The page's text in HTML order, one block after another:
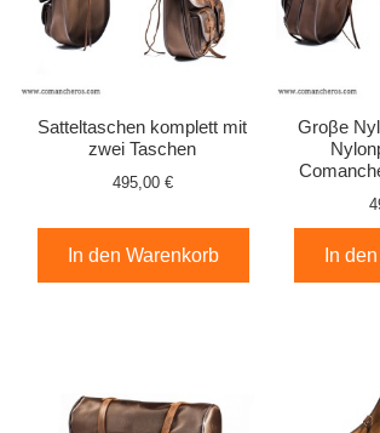
Satteltaschen komplett mit
zwei Taschen
495,00 €
In den Warenkorb
Groβe
In